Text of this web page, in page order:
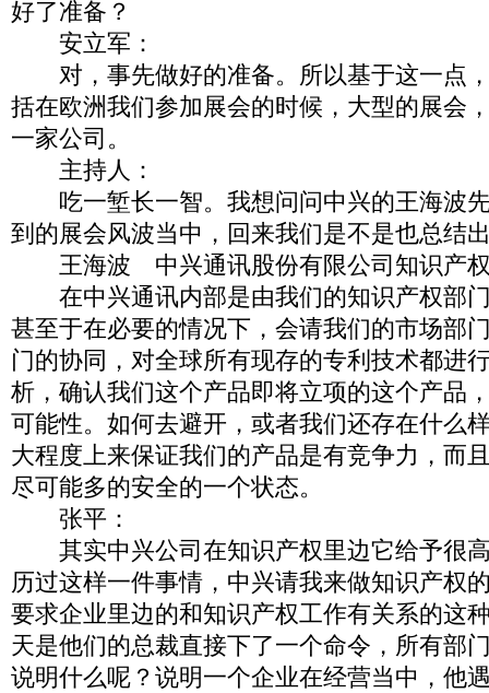
好了准备？
安立军：
对，事先做好的准备。所以基于这一点
括在欧洲我们参加展会的时候，大型的展会
一家公司。
主持人：
吃一堑长一智。我想问问中兴的王海波
到的展会风波当中，回来我们是不是也总结
王海波 中兴通讯股份有限公司知识产
在中兴通讯内部是由我们的知识产权部
甚至于在必要的情况下，会请我们的市场部
门的协同，对全球所有现存的专利技术都进
析，确认我们这个产品即将立项的这个产品
可能性。如何去避开，或者我们还存在什么
大程度上来保证我们的产品是有竞争力，而
尽可能多的安全的一个状态。
张平：
其实中兴公司在知识产权里边它给予很
历过这样一件事情，中兴请我来做知识产权
要求企业里边的和知识产权工作有关系的这
天是他们的总裁直接下了一个命令，所有部
说明什么呢？说明一个企业在经营当中，他